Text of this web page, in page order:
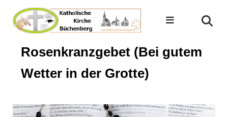
Rosenkranzgebet (Bei gutem
Wetter in der Grotte)